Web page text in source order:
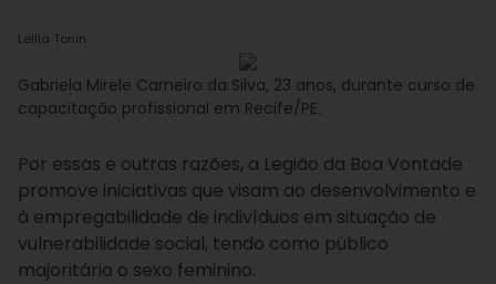
Leilla Tonin
Gabriela Mirele Carneiro da Silva, 23 anos, durante curso de
capacitação profissional em Recife/PE.
Por essas e outras razões, a Legião da Boa Vontade
promove iniciativas que visam ao desenvolvimento e
à empregabilidade de indivíduos em situação de
vulnerabilidade social, tendo como público
majoritário o sexo feminino.